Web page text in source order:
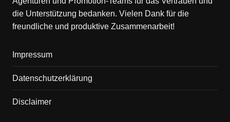
die Unterstützung bedanken. Vielen Dank für die
freundliche und produktive Zusammenarbeit!
Impressum
Datenschutzerklärung
Disclaimer